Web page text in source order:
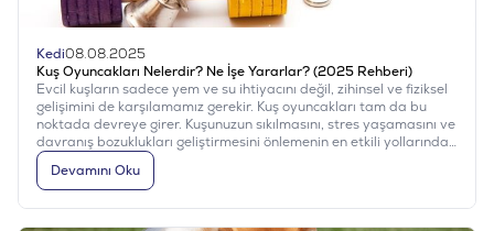
Kedi08.08.2025
Kuş Oyuncakları Nelerdir? Ne İşe Yararlar? (2025 Rehberi)
Evcil kuşların sadece yem ve su ihtiyacını değil, zihinsel ve fiziksel
gelişimini de karşılamamız gerekir. Kuş oyuncakları tam da bu
noktada devreye girer. Kuşunuzun sıkılmasını, stres yaşamasını ve
davranış bozuklukları geliştirmesini önlemenin en etkili yollarından
biri, uygun oyuncaklarla zenginleştirilmiş bir kafes ortamı
sunmaktır.
Devamını Oku